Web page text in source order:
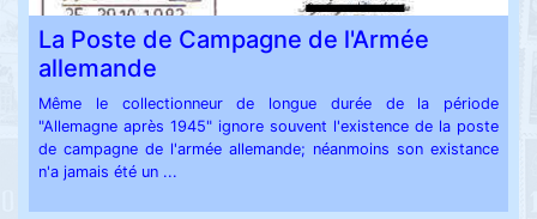
La Poste de Campagne de l'Armée
allemande
Même le collectionneur de longue durée de la période
"Allemagne après 1945" ignore souvent l'existence de la poste
de campagne de l'armée allemande; néanmoins son existance
n'a jamais été un ...